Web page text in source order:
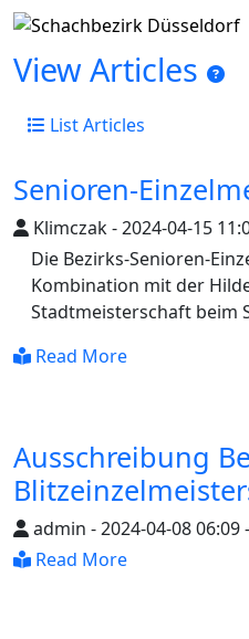
View Articles
List Articles
Senioren-
Klimczak-2024-04-15
Die Bezirks-Senioren-
Kombination mit der
Stadtmeisterschaft beim
Read More
Ausschreibung
admin -2024-04-08 06:09-
Read More